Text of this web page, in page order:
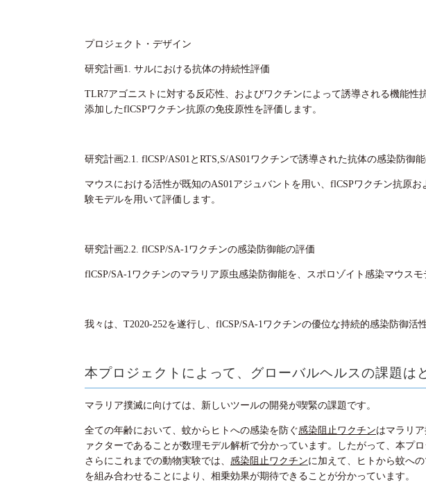
プロジェクト・デザイン
研究計画1. サルにおける抗体の持続性評価
TLR7アゴニストに対する反応性、およびワクチンによって誘導される機能
添加したflCSPワクチン抗原の免疫原性を評価します。
研究計画2.1. flCSP/AS01とRTS,S/AS01ワクチンで誘導された抗体の感染防御
マウスにおける活性が既知のAS01アジュバントを用い、flCSPワクチン抗原
験モデルを用いて評価します。
研究計画2.2. flCSP/SA-1ワクチンの感染防御能の評価
flCSP/SA-1ワクチンのマラリア原虫感染防御能を、スポロゾイト感染マウスモ
我々は、T2020-252を遂行し、flCSP/SA-1ワクチンの優位な持続的感染防御
本プロジェクトによって、グローバルヘルスの課題は
マラリア撲滅に向けては、新しいツールの開発が喫緊の課題です。
全ての年齢において、蚊からヒトへの感染を防ぐ感染阻止ワクチンはマラリ
ァクターであることが数理モデル解析で分かっています。したがって、本プ
さらにこれまでの動物実験では、 感染阻止ワクチンに加えて、ヒトから蚊へ
を組み合わせることにより、相乗効果が期待できることが分かっています。